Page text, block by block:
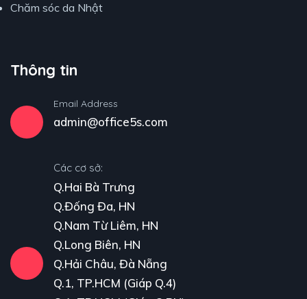
Chăm sóc da Nhật
Thông tin
Email Address
admin@office5s.com
Các cơ sở:
Q.Hai Bà Trưng
Q.Đống Đa, HN
Q.Nam Từ Liêm, HN
Q.Long Biên, HN
Q.Hải Châu, Đà Nẵng
Q.1, TP.HCM (Giáp Q.4)